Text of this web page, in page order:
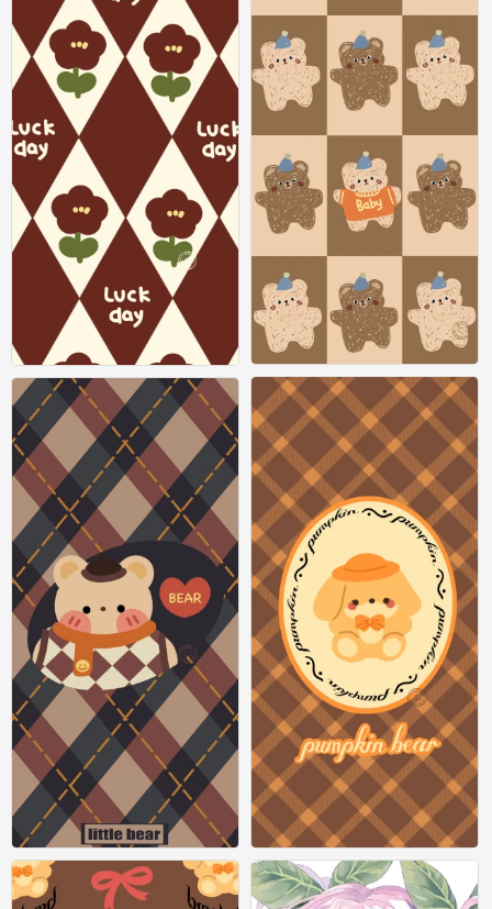
圣诞节壁纸
1
圣诞节壁纸
0
圣诞节壁纸
圣诞节壁纸
0